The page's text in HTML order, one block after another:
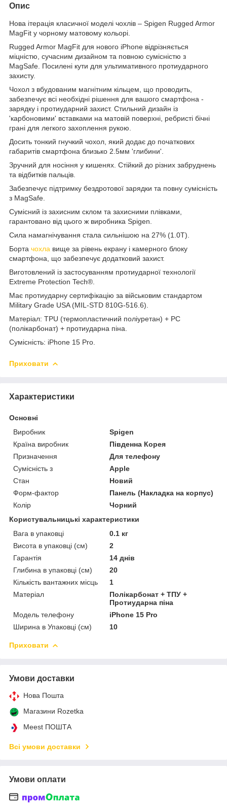
Опис
Нова ітерація класичної моделі чохлів – Spigen Rugged Armor
MagFit у чорному матовому кольорі.
Rugged Armor MagFit для нового iPhone відрізняється
міцністю, сучасним дизайном та повною сумісністю з
MagSafe. Посилені кути для ультимативного протиударного
захисту.
Чохол з вбудованим магнітним кільцем, що проводить,
забезпечує всі необхідні рішення для вашого смартфона -
зарядку і протиударний захист. Стильний дизайн із
'карбоновими' вставками на матовій поверхні, ребристі бічні
грані для легкого захоплення рукою.
Досить тонкий гнучкий чохол, який додає до початкових
габаритів смартфона близько 2.5мм 'глибини'.
Зручний для носіння у кишенях. Стійкий до різних забруднень
та відбитків пальців.
Забезпечує підтримку бездротової зарядки та повну сумісність
з MagSafe.
Сумісний із захисним склом та захисними плівками,
гарантовано від цього ж виробника Spigen.
Сила намагнічування стала сильнішою на 27% (1.0T).
Борта чохла вище за рівень екрану і камерного блоку
смартфона, що забезпечує додатковий захист.
Виготовлений із застосуванням протиударної технології
Extreme Protection Tech®.
Має протиударну сертифікацію за військовим стандартом
Military Grade USA (MIL-STD 810G-516.6).
Матеріал: TPU (термопластичний поліуретан) + PC
(полікарбонат) + протиударна піна.
Сумісність: iPhone 15 Pro.
Приховати
Характеристики
Основні
Виробник
Spigen
Країна виробник
Південна Корея
Призначення
Для телефону
Сумісність з
Apple
Стан
Новий
Форм-фактор
Панель (Накладка на корпус)
Колір
Чорний
Користувальницькі характеристики
Вага в упаковці
0.1 кг
Висота в упаковці (см)
2
Гарантія
14 днів
Глибина в упаковці (см)
20
Кількість вантажних місць
1
Матеріал
Полікарбонат + ТПУ +
Протиударна піна
Модель телефону
iPhone 15 Pro
Ширина в Упаковці (см)
10
Приховати
Умови доставки
Нова Пошта
Магазини Rozetka
Meest ПОШТА
Всі умови доставки
Умови оплати